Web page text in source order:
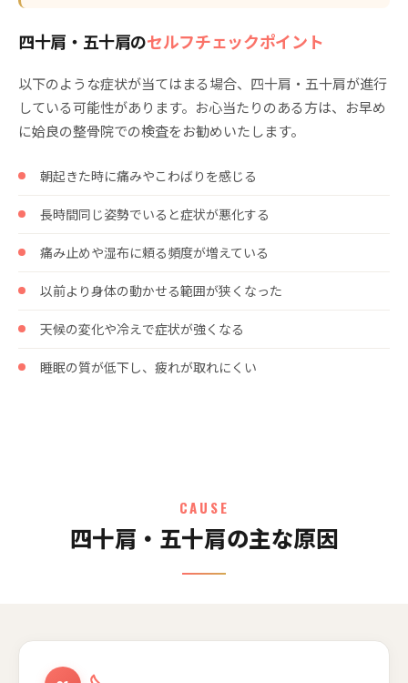
四十肩・五十肩のセルフチェックポイント
以下のような症状が当てはまる場合、四十肩・五十肩が進行
している可能性があります。お心当たりのある方は、お早め
に姶良の整骨院での検査をお勧めいたします。
朝起きた時に痛みやこわばりを感じる
長時間同じ姿勢でいると症状が悪化する
痛み止めや湿布に頼る頻度が増えている
以前より身体の動かせる範囲が狭くなった
天候の変化や冷えで症状が強くなる
睡眠の質が低下し、疲れが取れにくい
CAUSE
四十肩・五十肩の主な原因